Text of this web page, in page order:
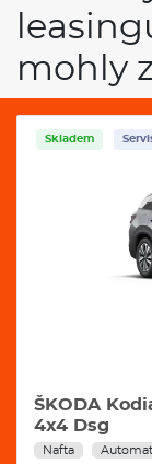
mohly
Skladem
ŠKODA
4x4 Dsg
Nafta Automat